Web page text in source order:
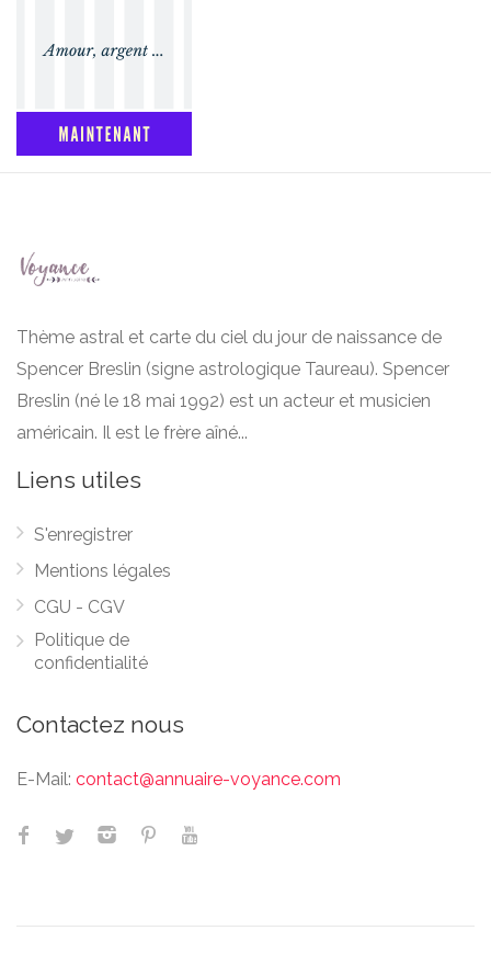
Thème astral et carte du ciel du jour de naissance de
Spencer Breslin (signe astrologique Taureau). Spencer
Breslin (né le 18 mai 1992) est un acteur et musicien
américain. Il est le frère aîné...
Liens utiles
S'enregistrer
Mentions légales
CGU - CGV
Politique de
confidentialité
Contactez nous
E-Mail: contact@annuaire-voyance.com